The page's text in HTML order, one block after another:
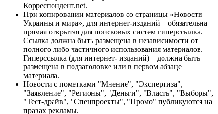
Корреспондент.net.
При копировании материалов со страницы «Новости
Украины и мира», для интернет-изданий – обязательна
прямая открытая для поисковых систем гиперссылка.
Ссылка должна быть размещена в независимости от
полного либо частичного использования материалов.
Гиперссылка (для интернет- изданий) – должна быть
размещена в подзаголовке или в первом абзаце
материала.
Новости с пометками "Мнение", "Экспертиза",
"Заявление", "Регионы", "Деньги", "Власть", "Выборы",
"Тест-драйв", "Спецпроекты", "Промо" публикуются на
правах рекламы.